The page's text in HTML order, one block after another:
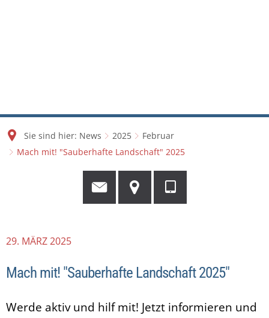
Sie sind hier: News 2025
Februar
Mach mit! "Sauberhafte Landschaft" 2025
29. MÄRZ 2025
Mach mit! "Sauberhafte Landschaft 2025"
Werde aktiv und hilf mit! Jetzt informieren und